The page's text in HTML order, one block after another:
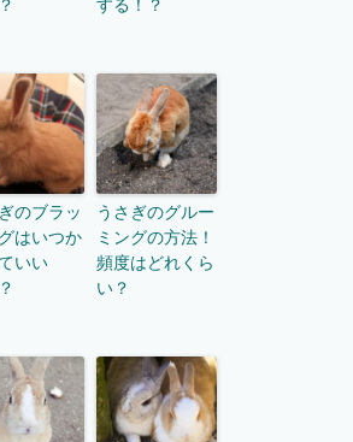
する！？
のブラッ
はいつか
いい
うさぎのグルー
ミングの方法！
頻度はどれくら
い？